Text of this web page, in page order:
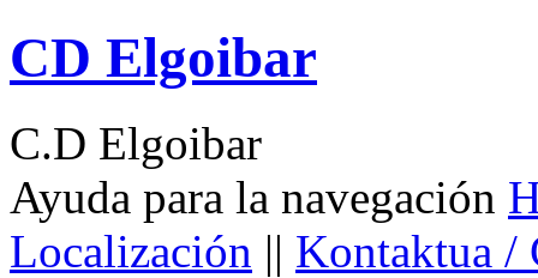
CD Elgoibar
C.D Elgoibar
Ayuda para la navegación
Localización || Kontaktua /